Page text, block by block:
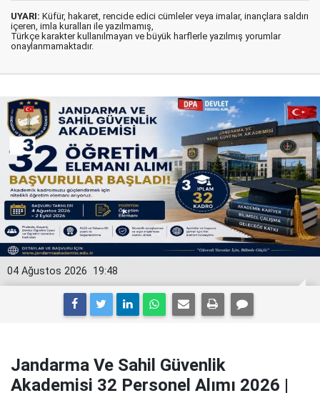
UYARI: Küfür, hakaret, rencide edici cümleler veya imalar, inançlara saldırı
içeren, imla kuralları ile yazılmamış,
Türkçe karakter kullanılmayan ve büyük harflerle yazılmış yorumlar
onaylanmamaktadır.
19:48
04 Ağustos 2026
Jandarma Ve Sahil Güvenlik
Akademisi 32 Personel Alımı 2026 |